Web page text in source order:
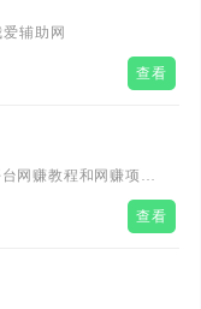
辅助网
查看
网赚教程和网赚项目
自媒体，淘宝电商营
多教程，源码软件查看